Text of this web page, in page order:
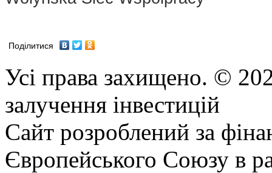
Поділитися
Усі права захищено. ©
залучення інвестицій
Сайт розроблений за
Європейського Союзу в